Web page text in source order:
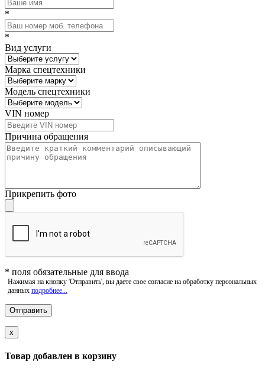
*
*
Вид услуги
Марка спецтехники
Модель спецтехники
VIN номер
Причина обращения
Прикрепить фото
* поля обязательные для ввода
Нажимая на кнопку 'Отправить', вы даете свое согласие на обработку персональных
данных подробнее...
x
Товар добавлен в корзину